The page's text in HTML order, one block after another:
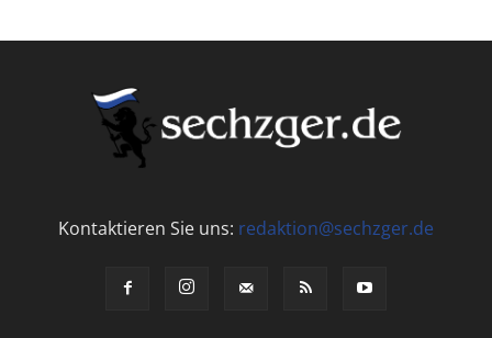
Kontaktieren Sie uns: redaktion@sechzger.de